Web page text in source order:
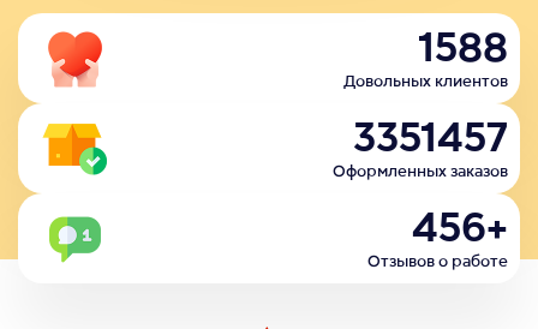
1588
Довольных клиентов
3351457
Оформленных заказов
456+
Отзывов о работе